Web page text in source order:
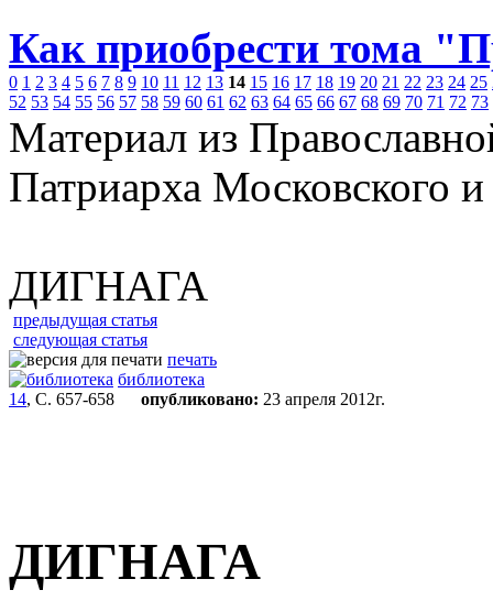
Как приобрести тома
0 1 2 3 4 5 6 7 8 9 10 11 12 13 14 15 16 17 18 19 20 21 22 23 24 25
52 53 54 55 56 57 58 59 60 61 62 63 64 65 66 67 68 69 70 71 72 73
Материал из
Патриарха Московского
ДИГНАГА
предыдущая статья
следующая статья
печать
библиотека
14, С. 657-658 опубликовано: 23 апреля 2012г.
ДИГНАГА